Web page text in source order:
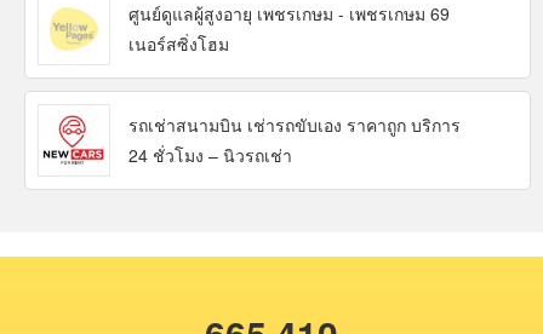
ศูนย์ดูแลผู้สูงอายุ เพชรเกษม - เพชรเกษม 69
เนอร์สซิ่งโฮม
รถเช่าสนามบิน เช่ารถขับเอง ราคาถูก บริการ
24 ชั่วโมง – นิวรถเช่า